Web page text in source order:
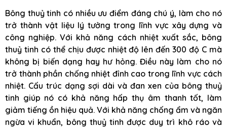
Bông thuỷ tinh có nhiều ưu điểm đáng chú ý, làm cho nó
trở thành vật liệu lý tưởng trong lĩnh vực xây dựng và
công nghiệp. Với khả năng cách nhiệt xuất sắc, bông
thuỷ tinh có thể chịu được nhiệt độ lên đến 300 độ C mà
không bị biến dạng hay hư hỏng. Điều này làm cho nó
trở thành phần chống nhiệt đỉnh cao trong lĩnh vực cách
nhiệt. Cấu trúc dạng sợi dài và đan xen của bông thuỷ
tinh giúp nó có khả năng hấp thụ âm thanh tốt, làm
giảm tiếng ồn hiệu quả. Với khả năng chống ẩm và ngăn
ngừa vi khuẩn, bông thuỷ tinh được duy trì khô ráo và